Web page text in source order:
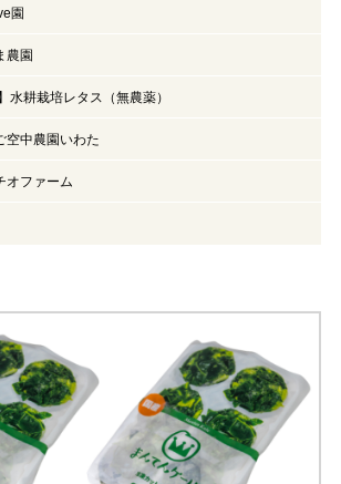
園
農園
水耕栽培レタス（無農薬）
空中農園いわた
オファーム